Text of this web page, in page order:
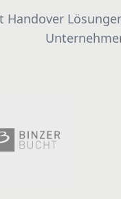
Handover